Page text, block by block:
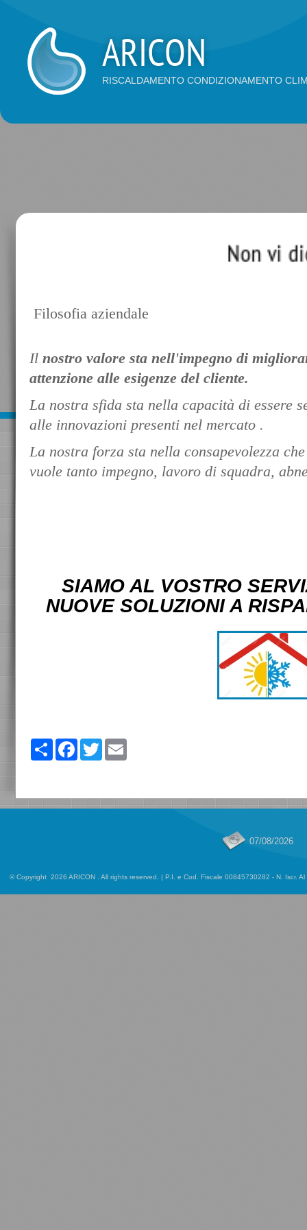
ARICON
RISCALDAMENTO CONDIZIONAMENTO
Non vi
Filosofia aziendale
Il nostro valore sta nell'impegno di
attenzione alle esigenze del cliente.
La nostra sfida sta nella capacità di essere
alle innovazioni presenti nel mercato .
La nostra forza sta nella consapevolezza
vuole tanto impegno, lavoro di squadra,
SIAMO AL VOSTRO
NUOVE SOLUZIONI A
Share FacebookTwitter
07/08/2026
© Copyright 2026 ARICON . All rights reserved. | P.I. e Cod. Fiscale 00845730282 - N. Iscr.